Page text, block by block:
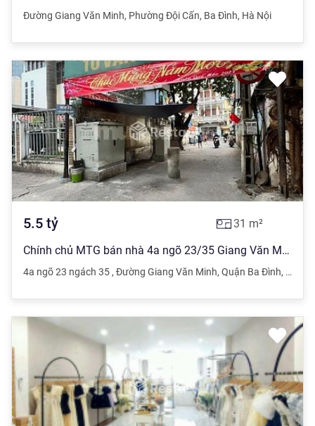
Đường Giang Văn Minh, Phường Đội Cấn, Ba Đình, Hà Nội
5.5 tỷ 31 m²
Chính chủ MTG bán nhà 4a ngõ 23/35 Giang Văn Minh 31m x 5 tầng đẹp
4a ngõ 23 ngách 35 , Đường Giang Văn Minh, Quận Ba Đình, Hà Nội